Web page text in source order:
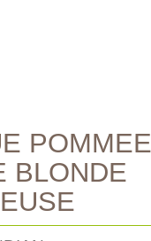
POMMEE
BLONDE